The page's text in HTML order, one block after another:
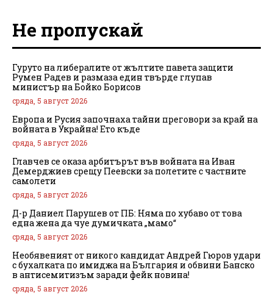
Не пропускай
Гуруто на либералите от жълтите павета защити
Румен Радев и размаза един твърде глупав
министър на Бойко Борисов
сряда, 5 август 2026
Европа и Русия започнаха тайни преговори за край на
войната в Украйна! Ето къде
сряда, 5 август 2026
Главчев се оказа арбитърът във войната на Иван
Демерджиев срещу Пеевски за полетите с частните
самолети
сряда, 5 август 2026
Д-р Даниел Парушев от ПБ: Няма по хубаво от това
една жена да чуе думичката „мамо“
сряда, 5 август 2026
Необявеният от никого кандидат Андрей Гюров удари
с бухалката по имиджа на България и обвини Банско
в антисемитизъм заради фейк новина!
сряда, 5 август 2026